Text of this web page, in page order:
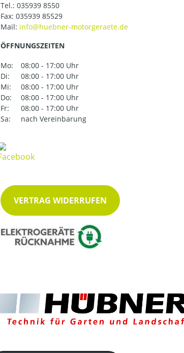
Tel.: 035939 8550
Fax: 035939 85529
Mail:
ÖFFNUNGSZEITEN
Mo:
08:00 - 17:00 Uhr
Di:
08:00 - 17:00 Uhr
Mi:
08:00 - 17:00 Uhr
Do:
08:00 - 17:00 Uhr
Fr:
08:00 - 17:00 Uhr
Sa:
nach Vereinbarung
VERTRAG WIDERRUFEN